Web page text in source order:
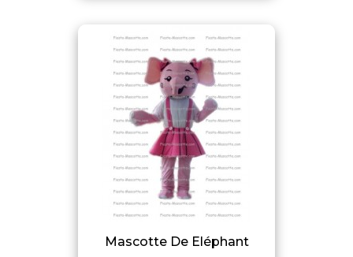
Mascotte De Eléphant